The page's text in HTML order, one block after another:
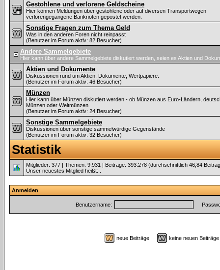
Gestohlene und verlorene Geldscheine
Hier können Meldungen über gestohlene oder auf diversen Transportwegen
verlorengegangene Banknoten gepostet werden.
Sonstige Fragen zum Thema Geld
Was in den anderen Foren nicht reinpasst
(Benutzer im Forum aktiv: 82 Besucher)
Andere Sammelgebiete
Hier kann über andere Sammelgebiete diskutiert werden, seien es Aktien und
Aktien und Dokumente
Diskussionen rund um Aktien, Dokumente, Wertpapiere.
(Benutzer im Forum aktiv: 46 Besucher)
Münzen
Hier kann über Münzen diskutiert werden - ob Münzen aus Euro-Ländern,
Münzen oder Weltmünzen.
(Benutzer im Forum aktiv: 24 Besucher)
Sonstige Sammelgebiete
Diskussionen über sonstige sammelwürdige Gegenstände
(Benutzer im Forum aktiv: 32 Besucher)
Statistik
Mitglieder: 377 | Themen: 9.931 | Beiträge: 393.278 (durchschnittlich 46,84
Unser neuestes Mitglied heißt:
Anmelden
Benutzername:
neue Beiträge keine neuen